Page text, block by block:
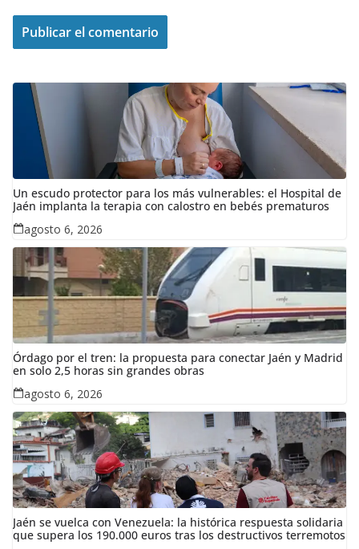
Un escudo protector para los más vulnerables: el Hospital de
Jaén implanta la terapia con calostro en bebés prematuros
agosto 6, 2026
Órdago por el tren: la propuesta para conectar Jaén y Madrid
en solo 2,5 horas sin grandes obras
agosto 6, 2026
Jaén se vuelca con Venezuela: la histórica respuesta solidaria
que supera los 190.000 euros tras los destructivos terremotos